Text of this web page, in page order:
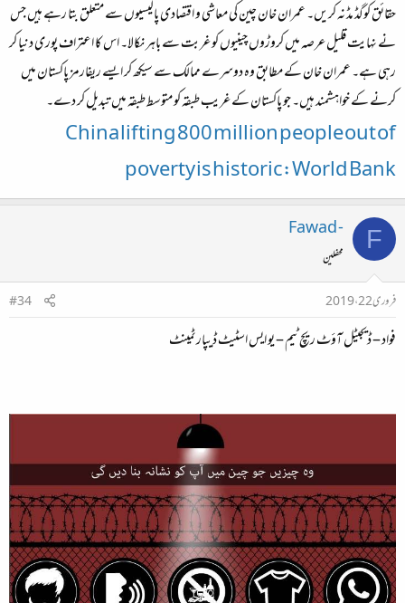
حقائق کوگڈ مڈ نہ کریں۔ عمران خان چین کی معاشی و اقتصادی پالیسیوں سے متعلق بتا رہے ہیں جس
نے نہایت قلیل عرصہ میں کروڑوں چینیوں کو غربت سے باہر نکالا۔ اس کا اعتراف پوری دنیا کر
رہی ہے۔ عمران خان کے مطابق وہ دوسرے ممالک سے سیکھ کر ایسے ریفارمز پاکستان میں
کرنے کے خواہشمند ہیں۔ جو پاکستان کے غریب طبقہ کو متوسط طبقہ میں تبدیل کر دے۔
China lifting 800 million people out of
poverty is historic:World Bank
F
Fawad -
محفلین
فروری 22، 2019
#34
فواد – ڈيجيٹل آؤٹ ريچ ٹيم – يو ايس اسٹيٹ ڈيپارٹمينٹ